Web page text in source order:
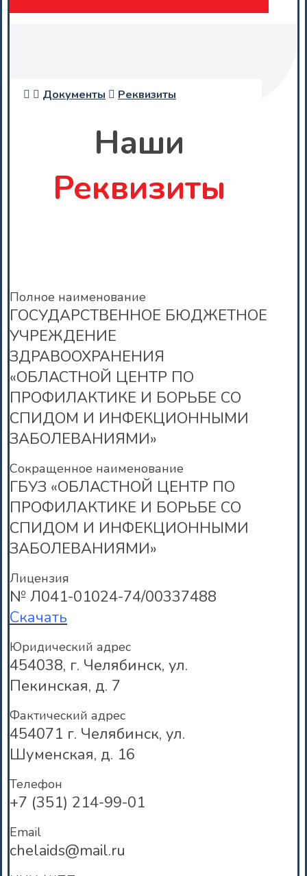
Документы Реквизиты
Наши
Реквизиты
Полное наименование
ГОСУДАРСТВЕННОЕ БЮДЖЕТНОЕ
УЧРЕЖДЕНИЕ
ЗДРАВООХРАНЕНИЯ
«ОБЛАСТНОЙ ЦЕНТР ПО
ПРОФИЛАКТИКЕ И БОРЬБЕ СО
СПИДОМ И ИНФЕКЦИОННЫМИ
ЗАБОЛЕВАНИЯМИ»
Сокращенное наименование
ГБУЗ «ОБЛАСТНОЙ ЦЕНТР ПО
ПРОФИЛАКТИКЕ И БОРЬБЕ СО
СПИДОМ И ИНФЕКЦИОННЫМИ
ЗАБОЛЕВАНИЯМИ»
Лицензия
№ Л041-01024-74/00337488
Скачать
Юридический адрес
454038, г. Челябинск, ул.
Пекинская, д. 7
Фактический адрес
454071 г. Челябинск, ул.
Шуменская, д. 16
Телефон
+7 (351) 214-99-01
Email
chelaids@mail.ru